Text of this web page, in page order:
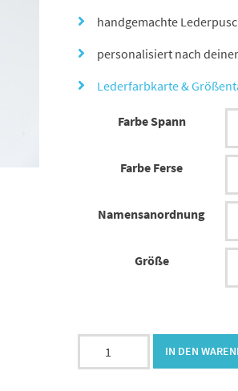
handgemachte
personalisiert nach
Lederfarbkarte &
Farbe Spann
Farbe Ferse
Namensanordnung
Größe
Elefant
IN DEN